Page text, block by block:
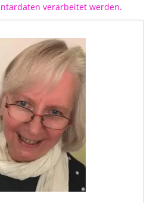
verarbeitet werden.